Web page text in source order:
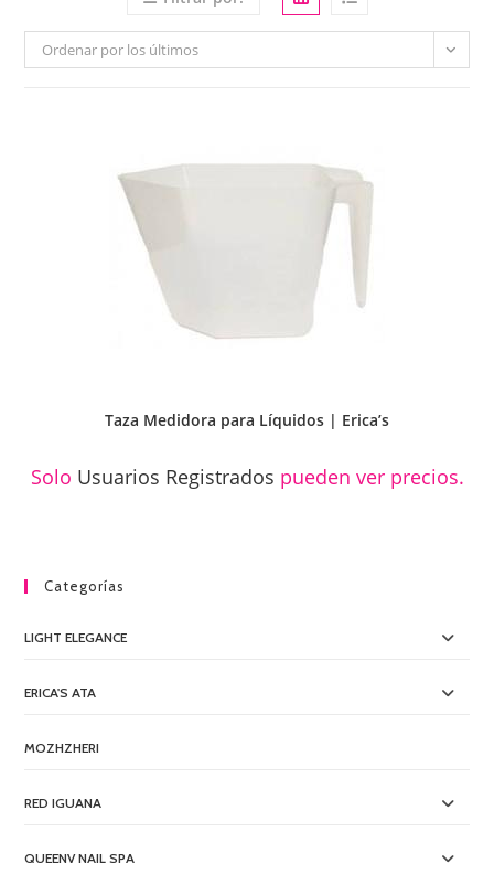
Ordenar por los últimos
Taza Medidora para Líquidos | Erica’s
Solo Usuarios Registrados pueden ver precios.
Categorías
LIGHT ELEGANCE
ERICA'S ATA
MOZHZHERI
RED IGUANA
QUEENV NAIL SPA